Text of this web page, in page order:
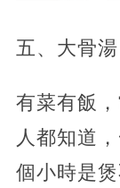
五、大骨
有菜有飯
人都知道
個小時是煲